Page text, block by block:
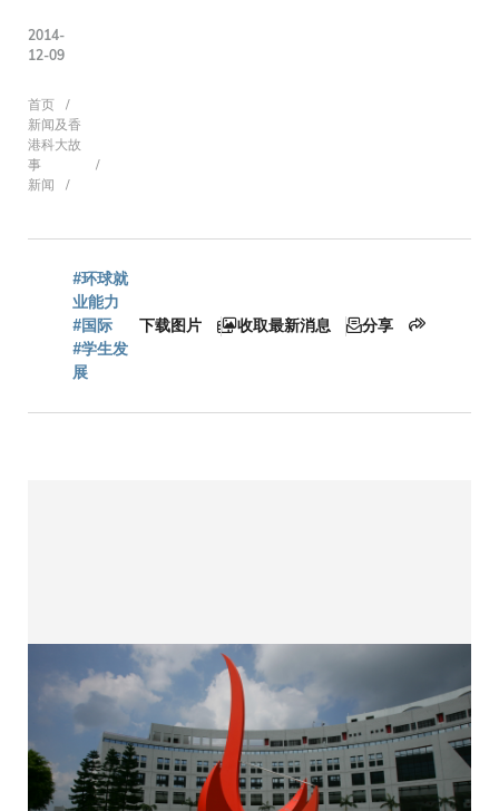
2014-
12-09
面
包
屑
首页
新闻及香
港科大故
事
新闻
#环球就
业能力
#国际
#学生发
展
下载图片 收取最新消息 分享